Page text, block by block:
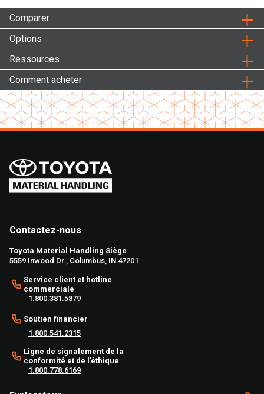
Comparer
Options
Ressources
Comment acheter
Contactez-nous
Toyota Material Handling Siège
5559 Inwood Dr., Columbus, IN 47201
Service client et hotline
commerciale
1.800.381.5879
Soutien financier
1.800.541.2315
Ligne de signalement de la
conformité et de l’éthique
1.800.778.6169